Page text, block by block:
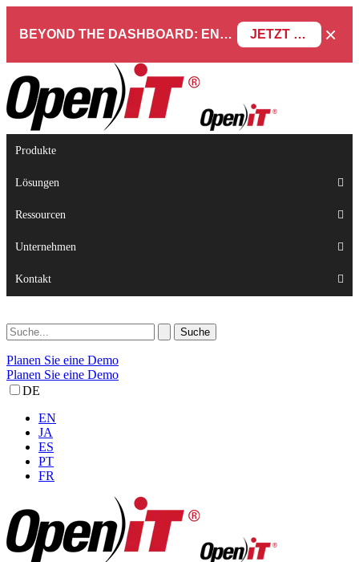
BEYOND THE DASHBOARD: ENGINEERING SOFTWARE IN SERVICENOW WEBINAR JETZT REGISTRIEREN ×
Produkte
Lösungen
Ressourcen
Unternehmen
Kontakt
Planen Sie eine Demo
Planen Sie eine Demo
DE
EN
JA
ES
PT
FR